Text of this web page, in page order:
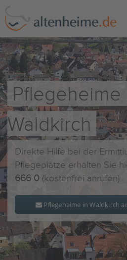
Pflegeheime
Waldkirch
Direkte Hilfe bei der
Pflegeplätze erhalten Sie
666 0 (kostenfrei anrufen)
Pflegeheime in Waldkirch